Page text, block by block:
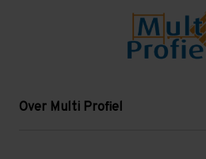
Over Multi Profiel